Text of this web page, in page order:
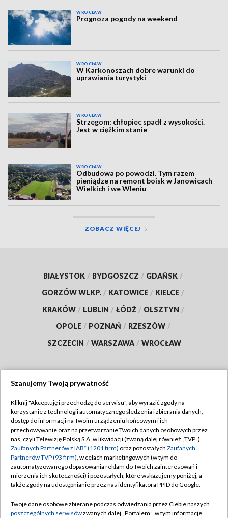
WROCŁAW
Prognoza pogody na weekend
WROCŁAW
W Karkonoszach dobre warunki do
uprawiania turystyki
WROCŁAW
Strzegom: chłopiec spadł z wysokości.
Jest w ciężkim stanie
WROCŁAW
Odbudowa po powodzi. Tym razem
pieniądze na remont boisk w Janowicach
Wielkich i we Wleniu
ZOBACZ WIĘCEJ
BIAŁYSTOK / BYDGOSZCZ / GDAŃSK /
GORZÓW WLKP. / KATOWICE / KIELCE /
KRAKÓW / LUBLIN / ŁÓDŹ / OLSZTYN /
OPOLE / POZNAŃ / RZESZÓW /
SZCZECIN / WARSZAWA / WROCŁAW
TVP
Abonament TVP
Emisja w TVP
Centrum informacji TVP
Naziemna Telewizja Cyfrowa
Rada Programowa
Regulamin TVP
Polityka prywatności
Moje zgody
Pomoc
Kontakt
Szanujemy Twoją prywatność
Kliknij "Akceptuję i przechodzę do serwisu", aby wyrazić zgody na
korzystanie z technologii automatycznego śledzenia i zbierania danych,
dostęp do informacji na Twoim urządzeniu końcowym i ich
przechowywanie oraz na przetwarzanie Twoich danych osobowych przez
nas, czyli Telewizję Polską S.A. w likwidacji (zwaną dalej również „TVP”),
Zaufanych Partnerów z IAB* (1201 firm) oraz pozostałych Zaufanych
Partnerów TVP (93 firm), w celach marketingowych (w tym do
zautomatyzowanego dopasowania reklam do Twoich zainteresowań i
mierzenia ich skuteczności) i pozostałych, które wskazujemy poniżej, a
także zgody na udostępnianie przez nas identyfikatora PPID do Google.
Twoje dane osobowe zbierane podczas odwiedzania przez Ciebie naszych
poszczególnych serwisówzwanych dalej „Portalem”, w tym informacje